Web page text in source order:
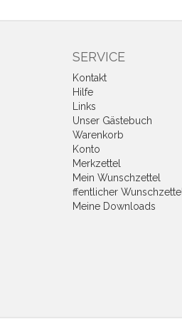
SERVICE
Kontakt
Hilfe
Links
Unser Gästebuch
Warenkorb
Konto
Merkzettel
Mein Wunschzettel
ffentlicher Wunschzettel
Meine Downloads